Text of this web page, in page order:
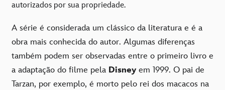
autorizados por sua propriedade.
A série é considerada um clássico da literatura e é a
obra mais conhecida do autor. Algumas diferenças
também podem ser observadas entre o primeiro livro e
a adaptação do filme pela Disney em 1999. O pai de
Tarzan, por exemplo, é morto pelo rei dos macacos na